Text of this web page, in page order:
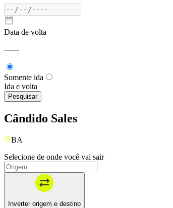
Data de volta
------
Somente ida
Ida e volta
Pesquisar
Cândido Sales
BA
Selecione de onde você vai sair
Inverter origem e destino